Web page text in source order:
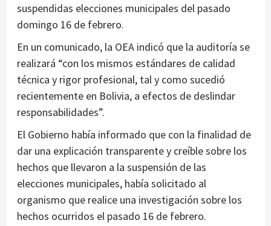
suspendidas elecciones municipales del pasado
domingo 16 de febrero.
En un comunicado, la OEA indicó que la auditoría se
realizará “con los mismos estándares de calidad
técnica y rigor profesional, tal y como sucedió
recientemente en Bolivia, a efectos de deslindar
responsabilidades”.
El Gobierno había informado que con la finalidad de
dar una explicación transparente y creíble sobre los
hechos que llevaron a la suspensión de las
elecciones municipales, había solicitado al
organismo que realice una investigación sobre los
hechos ocurridos el pasado 16 de febrero.